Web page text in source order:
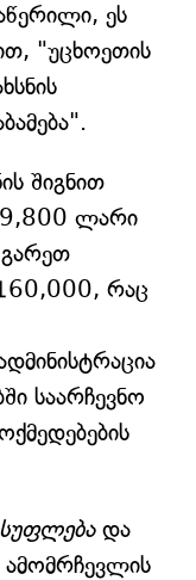
ეს
"უცხოეთის
შიგნით
ლარი
გარეთ
რაც
საარჩევნო
და